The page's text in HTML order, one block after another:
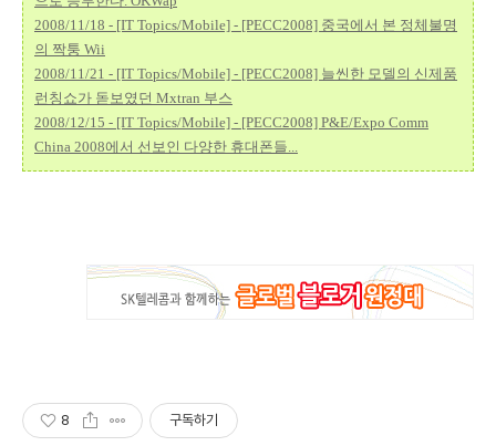
2008/11/18 - [IT Topics/Mobile] - [PECC2008] 중국에서 본 정체불명
의 짝퉁 Wii
2008/11/21 - [IT Topics/Mobile] - [PECC2008] 늘씬한 모델의 신제품
런칭쇼가 돋보였던 Mxtran 부스
2008/12/15 - [IT Topics/Mobile] - [PECC2008] P&E/Expo Comm
China 2008에서 선보인 다양한 휴대폰들...
8 구독하기